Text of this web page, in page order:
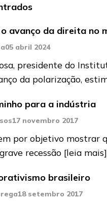
avanço da direita no
05 abril 2024
presidente do
da polarização,
para a indústria
17 novembro 2017
por objetivo mostrar
recessão [leia mais]
brasileiro
18 setembro 2017